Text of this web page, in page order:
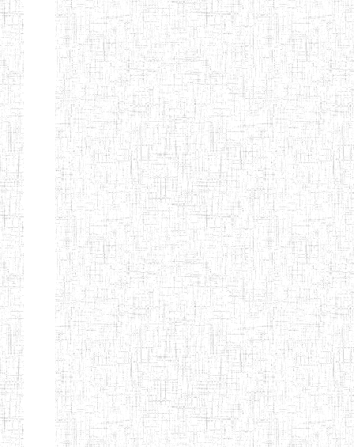
COLLEGE
"K.T.T.C NDOP"
ENIEG PRIVEE
BILINGUE
LAIQUE LES
PERFORMANCES
PEDAGOGIQUES
01/09/2015 ENIEG
ENIEG DU HAUT
NKAM
12/08/2013 ENIEG
ENIEG BILINGUE
DE L'IPEP DE
BANDJOUN
05/09/2003 ENIEG
ENIEG PRIVEE
NANFAH
07/09/2012 ENIEG
ENPIEG TERESA
14/03/2014 ENIEG